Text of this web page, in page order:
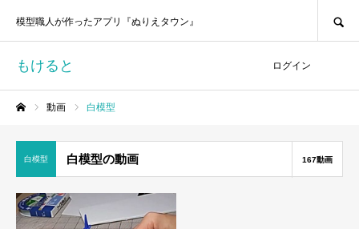
もけると
模型職人が作ったアプリ『ぬりえタウン』
ログイン
動画 白模型
白模型 白模型の動画 167動画